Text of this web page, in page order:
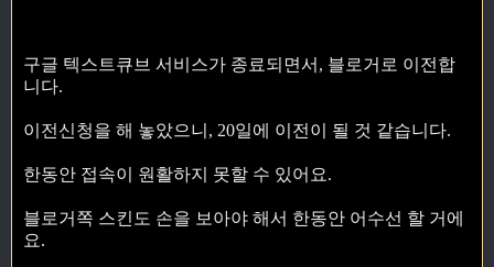
구글 텍스트큐브 서비스가 종료되면서, 블로거로 이전합
니다.
이전신청을 해 놓았으니, 20일에 이전이 될 것 같습니다.
한동안 접속이 원활하지 못할 수 있어요.
블로거쪽 스킨도 손을 보아야 해서 한동안 어수선 할 거에
요.